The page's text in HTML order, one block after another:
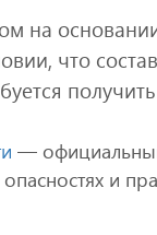
на
что
—
опасностях и